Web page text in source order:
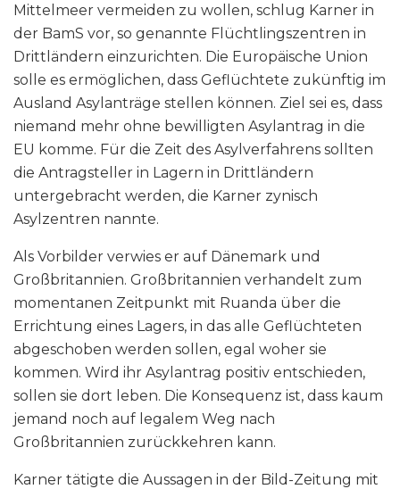
Mittelmeer vermeiden zu wollen, schlug Karner in
der BamS vor, so genannte Flüchtlingszentren in
Drittländern einzurichten. Die Europäische Union
solle es ermöglichen, dass Geflüchtete zukünftig im
Ausland Asylanträge stellen können. Ziel sei es, dass
niemand mehr ohne bewilligten Asylantrag in die
EU komme. Für die Zeit des Asylverfahrens sollten
die Antragsteller in Lagern in Drittländern
untergebracht werden, die Karner zynisch
Asylzentren nannte.
Als Vorbilder verwies er auf Dänemark und
Großbritannien. Großbritannien verhandelt zum
momentanen Zeitpunkt mit Ruanda über die
Errichtung eines Lagers, in das alle Geflüchteten
abgeschoben werden sollen, egal woher sie
kommen. Wird ihr Asylantrag positiv entschieden,
sollen sie dort leben. Die Konsequenz ist, dass kaum
jemand noch auf legalem Weg nach
Großbritannien zurückkehren kann.
Karner tätigte die Aussagen in der Bild-Zeitung mit